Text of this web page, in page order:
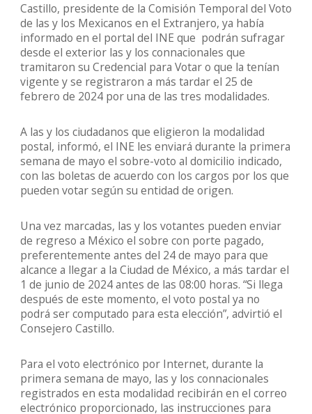
Castillo, presidente de la Comisión Temporal del Voto
de las y los Mexicanos en el Extranjero, ya había
informado en el portal del INE que podrán sufragar
desde el exterior las y los connacionales que
tramitaron su Credencial para Votar o que la tenían
vigente y se registraron a más tardar el 25 de
febrero de 2024 por una de las tres modalidades.
A las y los ciudadanos que eligieron la modalidad
postal, informó, el INE les enviará durante la primera
semana de mayo el sobre-voto al domicilio indicado,
con las boletas de acuerdo con los cargos por los que
pueden votar según su entidad de origen.
Una vez marcadas, las y los votantes pueden enviar
de regreso a México el sobre con porte pagado,
preferentemente antes del 24 de mayo para que
alcance a llegar a la Ciudad de México, a más tardar el
1 de junio de 2024 antes de las 08:00 horas. “Si llega
después de este momento, el voto postal ya no
podrá ser computado para esta elección”, advirtió el
Consejero Castillo.
Para el voto electrónico por Internet, durante la
primera semana de mayo, las y los connacionales
registrados en esta modalidad recibirán en el correo
electrónico proporcionado, las instrucciones para